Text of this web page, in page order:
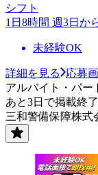
シフト
1日8時間 週3日か
未経験OK
詳細を見る
応募
アルバイト・パー
あと3日で掲載終了
三和警備保障株式